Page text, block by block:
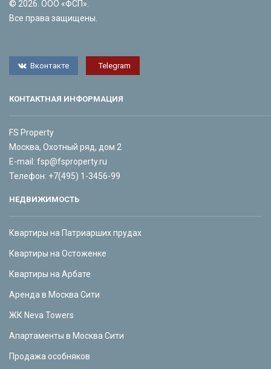
© 2026. ООО «ФСП».
Все права защищены.
Вконтакте Telegram
КОНТАКТНАЯ ИНФОРМАЦИЯ
FS Property
Москва, Охотный ряд, дом 2
E-mail: fsp@fsproperty.ru
Телефон: +7(495) 1-3456-99
НЕДВИЖИМОСТЬ
Квартиры на Патриарших прудах
Квартиры на Остоженке
Квартиры на Арбате
Аренда в Москва Сити
ЖК Neva Towers
Апартаменты в Москва Сити
Продажа особняков